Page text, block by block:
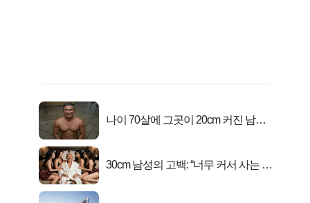
나이 70살에 그곳이 20cm 커진 남자..
30cm 남성의 고백: “너무 커서 사는 게